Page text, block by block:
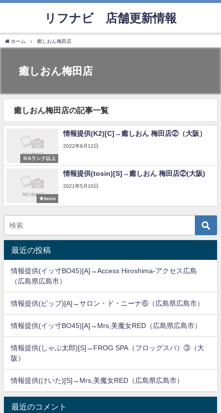
リフナビ®店舗更新情報
ホーム 癒しおん梅田店
癒しおん梅田店
癒しおん梅田店の記事一覧
※Aランク以上
情報提供(K2)[C]→癒しおん 梅田店②（大阪）
2022年8月12日
★tosin
情報提供(tosin)[S]→癒しおん 梅田店②(大阪)
2021年5月10日
最近の投稿
情報提供(イッ寸BO45)[A]→Access Hiroshima-アクセス広島
（広島県広島市）
情報提供(ピップ)[A]→サロン・ド・ニーナ⑥（広島県広島市）
情報提供(イッ寸BO45)[A]→Mrs,美魔女RED（広島県広島市）
情報提供(しゃぶ太郎)[S]→FROG SPA（フロッグスパ）③（大
阪）
情報提供(けいた)[S]→Mrs,美魔女RED（広島県広島市）
最近のコメント